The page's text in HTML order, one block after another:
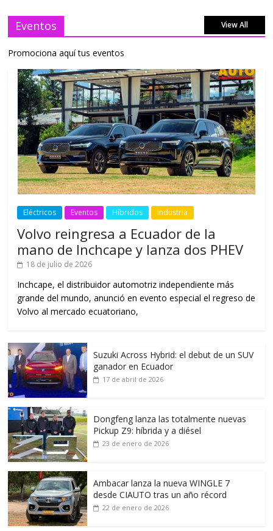
Eventos View All
Promociona aquí tus eventos
Eléctricos Eventos Híbridos Industria
Volvo reingresa a Ecuador de la
mano de Inchcape y lanza dos PHEV
18 de julio de 2026
Inchcape, el distribuidor automotriz independiente más
grande del mundo, anunció en evento especial el regreso de
Volvo al mercado ecuatoriano,
Suzuki Across Hybrid: el debut de un SUV
ganador en Ecuador
17 de abril de 2026
Dongfeng lanza las totalmente nuevas
Pickup Z9: híbrida y a diésel
23 de enero de 2026
Ambacar lanza la nueva WINGLE 7
desde CIAUTO tras un año récord
22 de enero de 2026